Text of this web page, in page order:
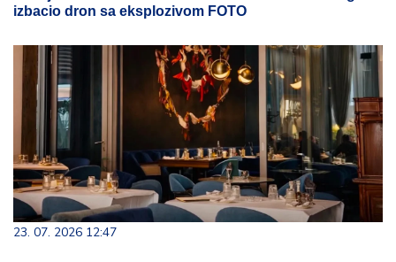
izbacio dron sa eksplozivom FOTO
23. 07. 2026 12:47